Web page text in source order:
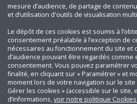
mesure d’audience, de partage de
et d’utilisation d'outils de visualisation
Le dépôt de ces cookies est soumis à
consentement préalable à l’exception de
nécessaires au fonctionnement du site et
d’audience pouvant être regardés comme
consentement. Vous pouvez paramétrer
finalité, en cliquant sur « Paramétrer » et
moment lors de votre navigation sur le site
Gérer les cookies » (accessible sur le site,
d’informations,voir notre politique Cookies